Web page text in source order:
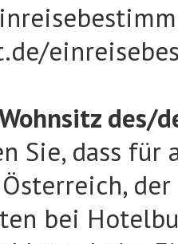
des/
Sie, dass für
bei